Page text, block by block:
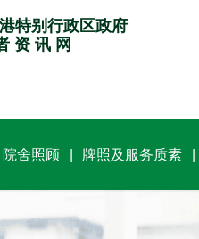
特别行政区政府
资 讯 网
院舍照顾 牌照及服务质素